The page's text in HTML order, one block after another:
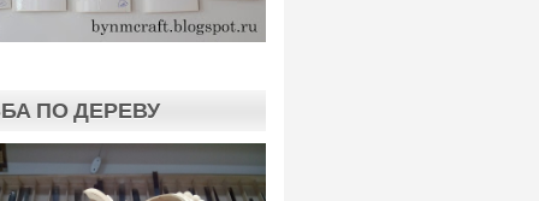
ПО ДЕРЕВУ